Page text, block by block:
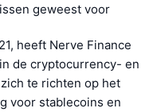
geweest voor
heeft Nerve Finance
de cryptocurrency- en
te richten op het
voor stablecoins en